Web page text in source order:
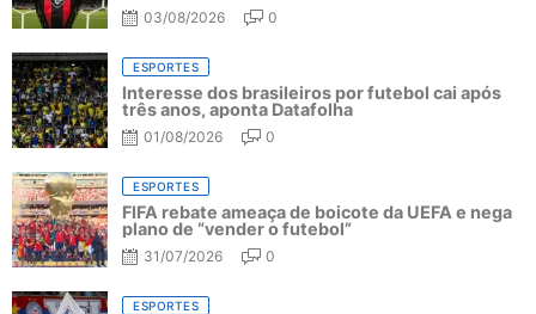
03/08/2026 0
ESPORTES
Interesse dos brasileiros por futebol cai após
três anos, aponta Datafolha
01/08/2026 0
ESPORTES
FIFA rebate ameaça de boicote da UEFA e nega
plano de “vender o futebol”
31/07/2026 0
ESPORTES